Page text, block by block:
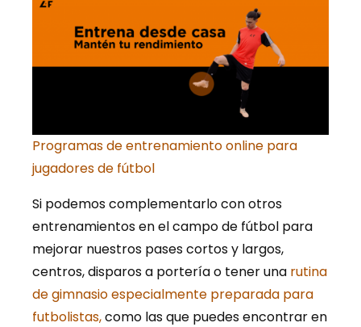
Programas de entrenamiento online para
jugadores de fútbol
Si podemos complementarlo con otros
entrenamientos en el campo de fútbol para
mejorar nuestros pases cortos y largos,
centros, disparos a portería o tener una rutina
de gimnasio especialmente preparada para
futbolistas,como las que puedes encontrar en